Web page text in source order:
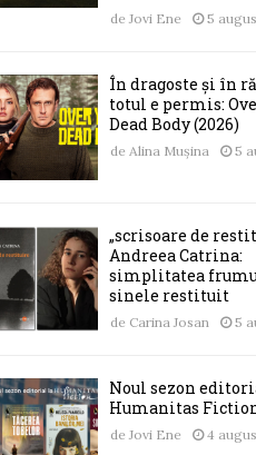
de Jovi Ene 5
În dragoste și în
totul e permis:
Dead Body (2026)
de Alina Mușina 5
„scrisoare de
Andreea Catrina:
simplitatea
sinele restituit
de Carina Josan 5
Noul sezon
Humanitas
de Jovi Ene 4